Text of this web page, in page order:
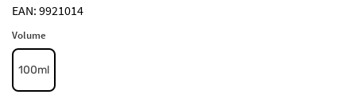
9921014
Volume
100ml